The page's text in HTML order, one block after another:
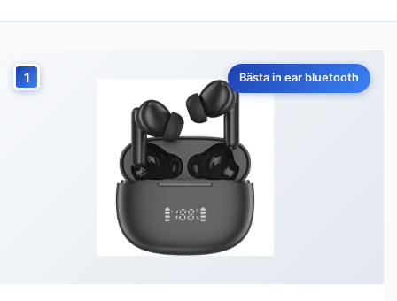
1 Bästa in ear bluetooth